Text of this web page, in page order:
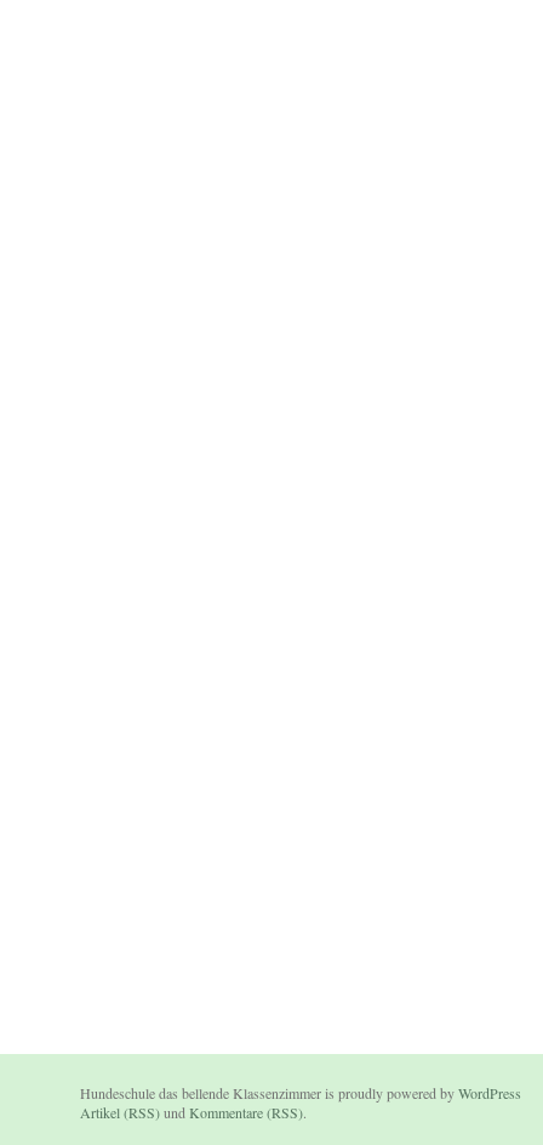
Hundeschule das bellende Klassenzimmer is proudly powered byWordPress
Artikel (RSS)und Kommentare (RSS).